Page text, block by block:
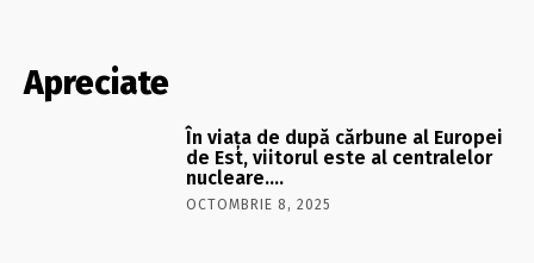
Apreciate
În viaţa de după cărbune al Europei
de Est, viitorul este al centralelor
nucleare….
OCTOMBRIE 8, 2025